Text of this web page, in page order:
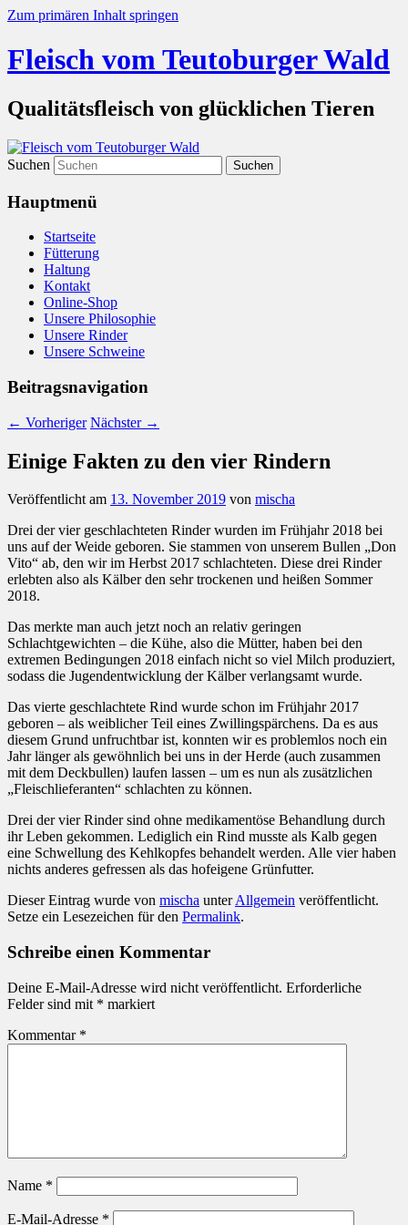
Zum primären Inhalt springen
Fleisch vom Teutoburger Wald
Qualitätsfleisch von glücklichen Tieren
Suchen
Hauptmenü
Startseite
Fütterung
Haltung
Kontakt
Online-Shop
Unsere Philosophie
Unsere Rinder
Unsere Schweine
Beitragsnavigation
← Vorheriger Nächster →
Einige Fakten zu den vier Rindern
Veröffentlicht am 13. November 2019 von mischa
Drei der vier geschlachteten Rinder wurden im Frühjahr 2018 bei
uns auf der Weide geboren. Sie stammen von unserem Bullen „Don
Vito“ ab, den wir im Herbst 2017 schlachteten. Diese drei Rinder
erlebten also als Kälber den sehr trockenen und heißen Sommer
2018.
Das merkte man auch jetzt noch an relativ geringen
Schlachtgewichten – die Kühe, also die Mütter, haben bei den
extremen Bedingungen 2018 einfach nicht so viel Milch produziert,
sodass die Jugendentwicklung der Kälber verlangsamt wurde.
Das vierte geschlachtete Rind wurde schon im Frühjahr 2017
geboren – als weiblicher Teil eines Zwillingspärchens. Da es aus
diesem Grund unfruchtbar ist, konnten wir es problemlos noch ein
Jahr länger als gewöhnlich bei uns in der Herde (auch zusammen
mit dem Deckbullen) laufen lassen – um es nun als zusätzlichen
„Fleischlieferanten“ schlachten zu können.
Drei der vier Rinder sind ohne medikamentöse Behandlung durch
ihr Leben gekommen. Lediglich ein Rind musste als Kalb gegen
eine Schwellung des Kehlkopfes behandelt werden. Alle vier haben
nichts anderes gefressen als das hofeigene Grünfutter.
Dieser Eintrag wurde von mischa unterAllgemein veröffentlicht.
Setze ein Lesezeichen für den Permalink.
Schreibe einen Kommentar
Deine E-Mail-Adresse wird nicht veröffentlicht. Erforderliche
Felder sind mit * markiert
Kommentar *
Name *
E-Mail-Adresse *